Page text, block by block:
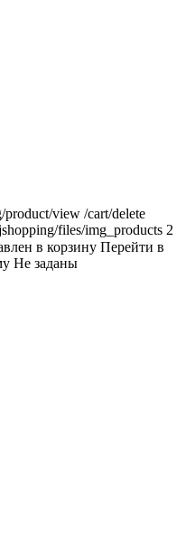
product/view /cart/delete
files/img_products 2
в корзину Перейти в
Не заданы